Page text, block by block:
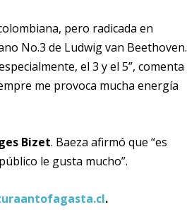
pero radicada en
No.3 de Ludwig van Beethoven.
el 3 y el 5”, comenta
me provoca mucha energía
Bizet. Baeza afirmó que “es
le gusta mucho”.
.